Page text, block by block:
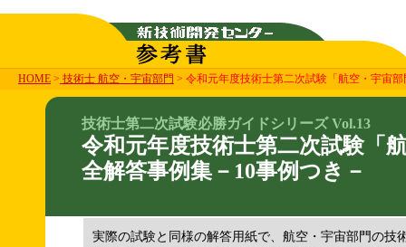
HOME > 技術士 航空・宇宙部門 > 令和元年度技術士第二次試験「航空・宇宙
技術士第二次試験必勝ガイドシリーズ Vol.13
令和元年度技術士第二次試験「
全解答事例集－10事例つき－
実際の試験と同様の解答用紙で、航空・宇宙部門の技